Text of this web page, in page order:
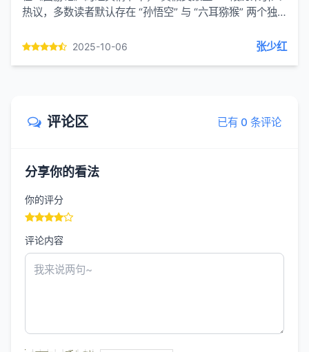
热议，多数读者默认存在 “孙悟空” 与 “六耳猕猴” 两个独
2025-10-06 张少红
评论区 已有 0 条评论
分享你的看法
你的评分
评论内容